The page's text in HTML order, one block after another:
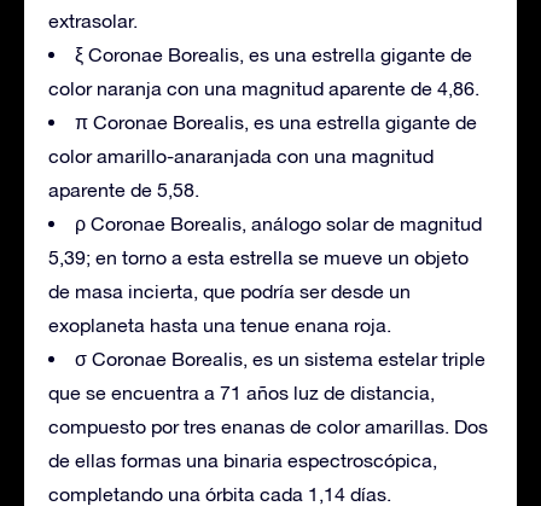
extrasolar.
ξ Coronae Borealis, es una estrella gigante de
color naranja con una magnitud aparente de 4,86.
π Coronae Borealis, es una estrella gigante de
color amarillo-anaranjada con una magnitud
aparente de 5,58.
ρ Coronae Borealis, análogo solar de magnitud
5,39; en torno a esta estrella se mueve un objeto
de masa incierta, que podría ser desde un
exoplaneta hasta una tenue enana roja.
σ Coronae Borealis, es un sistema estelar triple
que se encuentra a 71 años luz de distancia,
compuesto por tres enanas de color amarillas. Dos
de ellas formas una binaria espectroscópica,
completando una órbita cada 1,14 días.